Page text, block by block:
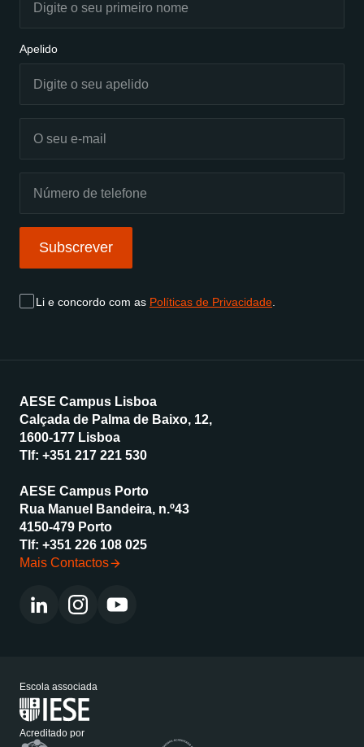
Apelido
Subscrever
Li e concordo com as Políticas de Privacidade
AESE Campus Lisboa
Calçada de Palma de Baixo, 12,
1600-177 Lisboa
Tlf: +351 217 221 530
AESE Campus Porto
Rua Manuel Bandeira, n.º43
4150-479 Porto
Tlf: +351 226 108 025
Mais Contactos
Escola associada
Acreditado por